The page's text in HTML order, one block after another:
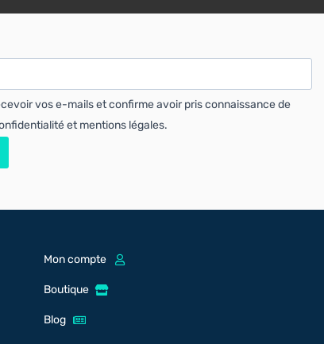
vos e-mails et confirme avoir pris connaissance de
et mentions légales.
Mon compte
Boutique
Blog